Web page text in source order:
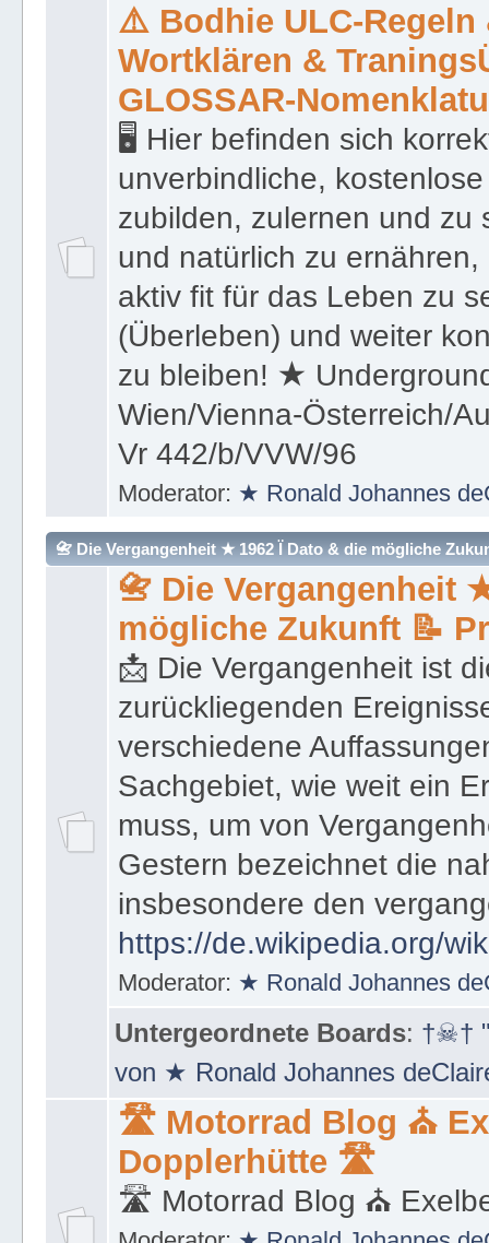
⚠️ Bodhie ULC-Regeln
Wortklären &
GLOSSAR-
🖥 Hier befinden sich
unverbindliche,
zubilden, zulernen und zu
und natürlich zu
aktiv fit für das Leben zu
(Überleben) und weiter
zu bleiben! ★
Wien/Vienna-Österreich/
Vr 442/b/VVW/96
Moderator: ★ Ronald Johannes
📇 Die Vergangenheit ★ 1962 Ï Dato & die mögliche
📇 Die Vergangenheit
mögliche Zukunft 📝
📩 Die Vergangenheit ist
zurückliegenden
verschiedene
Sachgebiet, wie weit ein
muss, um von
Gestern bezeichnet die
insbesondere den
https://de.wikipedia.org/
Moderator: ★ Ronald Johannes
Untergeordnete Boards: †☠†
von ★ Ronald Johannes
🛣 Motorrad Blog ⛪
Dopplerhütte 🛣
🛣 Motorrad Blog ⛪